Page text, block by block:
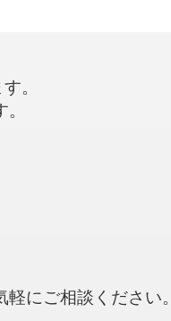
。
にご相談ください。